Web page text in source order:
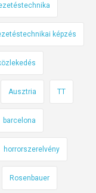
képzés
Ausztria TT
barcelona
horrorszerelvény
Rosenbauer